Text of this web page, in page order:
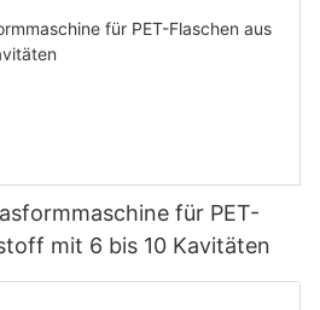
für PET-
mit 6 bis 10 Kavitäten